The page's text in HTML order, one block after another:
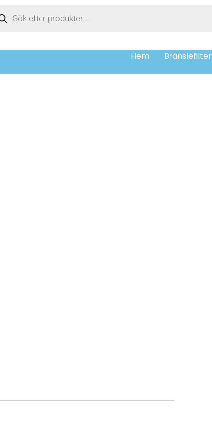
Hem Bränslefilter